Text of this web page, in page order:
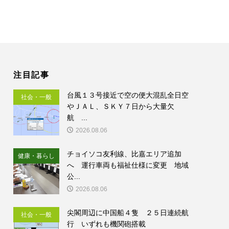
注目記事
社会・一般
台風１３号接近で空の便大混乱全日空
やＪＡＬ、ＳＫＹ７日から大量欠
航 ...
2026.08.06
健康・暮らし
チョイソコ友利線、比嘉エリア追加
へ 運行車両も福祉仕様に変更 地域
公...
2026.08.06
社会・一般
尖閣周辺に中国船４隻 ２５日連続航
行 いずれも機関砲搭載